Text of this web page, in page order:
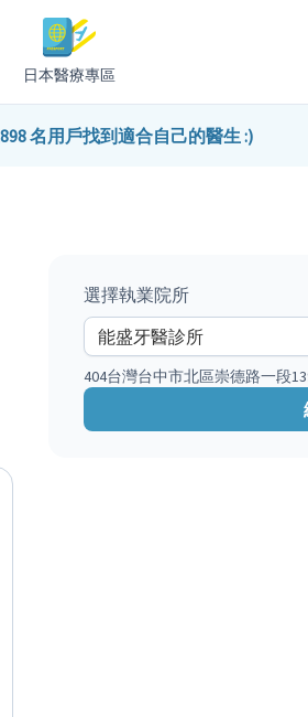
日本醫療專區
名用戶找到適合自己的醫生 :)
選擇執業院所
404台灣台中市北區崇德路一段